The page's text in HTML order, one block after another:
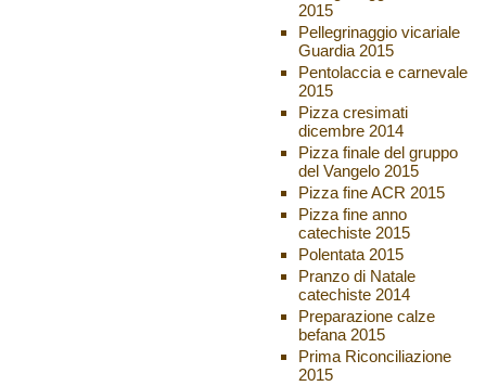
2015
Pellegrinaggio vicariale
Guardia 2015
Pentolaccia e carnevale
2015
Pizza cresimati
dicembre 2014
Pizza finale del gruppo
del Vangelo 2015
Pizza fine ACR 2015
Pizza fine anno
catechiste 2015
Polentata 2015
Pranzo di Natale
catechiste 2014
Preparazione calze
befana 2015
Prima Riconciliazione
2015